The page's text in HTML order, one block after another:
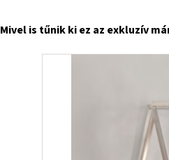
Mivel is tűnik ki ez az exkluzív